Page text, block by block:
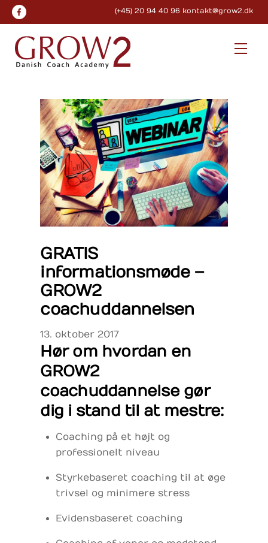
Skip
to
content
(+45) 20 94 40 96 kontakt@grow2.dk
GRATIS
informationsmøde –
GROW2
coachuddannelsen
13. oktober 2017
Hør om hvordan en
GROW2
coachuddannelse gør
dig i stand til at mestre:
Coaching på et højt og
professionelt niveau
Styrkebaseret coaching til at øge
trivsel og minimere stress
Evidensbaseret coaching